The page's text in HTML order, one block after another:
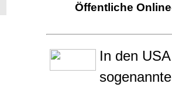
Öffentliche
In den